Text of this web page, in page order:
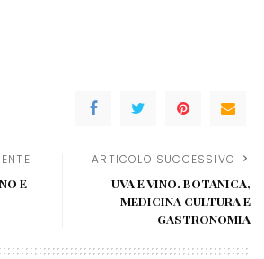
E
ARTICOLO SUCCESSIVO
UVA E VINO. BOTANICA,
MEDICINA CULTURA E
GASTRONOMIA